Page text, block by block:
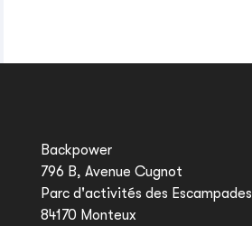
Backpower
796 B, Avenue Cugnot
Parc d'activités des Escampades
84170 Monteux